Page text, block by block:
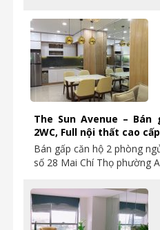
The Sun Avenue – Bán
2WC, Full nội thất cao
Bán gấp căn hộ 2 phòng
số 28 Mai Chí Thọ phường